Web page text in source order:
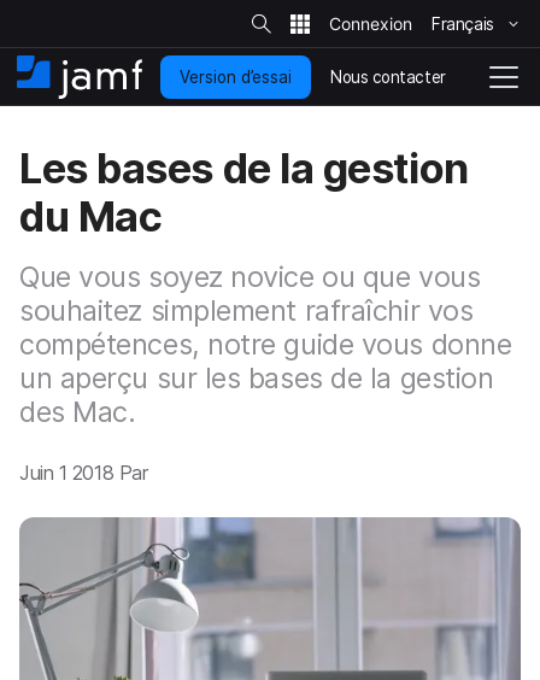
a
s
s
a
u
c
n
e
n
u
p
r
n
i
l
R
e
c
h
e
r
c
r
s
s
i
t
e
Français
A
c
u
e
N
a
n
e
Version d’essai Nous contacter
Les bases de la gestion
du Mac
Que vous soyez novice ou que vous
souhaitez simplement rafraîchir vos
compétences, notre guide vous donne
un aperçu sur les bases de la gestion
des Mac.
Juin 1 2018 Par